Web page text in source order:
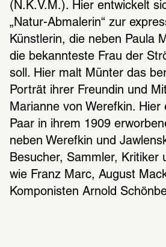
(N.K.V.M.). Hier entwickelt
„Natur-Abmalerin“ zur
Künstlerin, die neben Paula
die bekannteste Frau der
soll. Hier malt Münter das
Porträt ihrer Freundin und
Marianne von Werefkin. Hier
Paar in ihrem 1909
neben Werefkin und
Besucher, Sammler, Kritiker
wie Franz Marc, August
Komponisten Arnold